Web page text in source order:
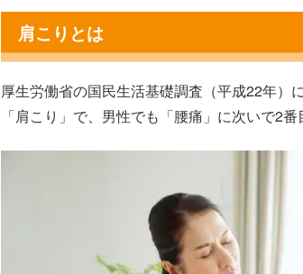
肩こりとは
厚生労働省の国民生活基礎調査（平成22年）
「肩こり」で、男性でも「腰痛」に次いで2